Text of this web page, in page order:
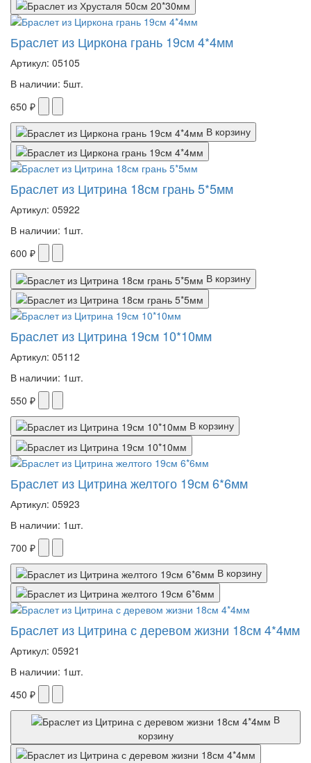
Браслет из Циркона грань 19см 4*4мм
Артикул: 05105
В наличии: 5шт.
650 ₽
В корзину
Браслет из Цитрина 18см грань 5*5мм
Артикул: 05922
В наличии: 1шт.
600 ₽
В корзину
Браслет из Цитрина 19см 10*10мм
Артикул: 05112
В наличии: 1шт.
550 ₽
В корзину
Браслет из Цитрина желтого 19см 6*6мм
Артикул: 05923
В наличии: 1шт.
700 ₽
В корзину
Браслет из Цитрина с деревом жизни 18см 4*4мм
Артикул: 05921
В наличии: 1шт.
450 ₽
В
корзину